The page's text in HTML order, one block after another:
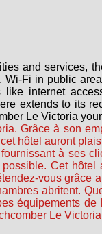
and services,
Fi in public
internet
extends to its
Le Victoria
Grâce à son
hôtel auront
à ses
Cet hôtel
vous grâce
abritent.
équipements
Le